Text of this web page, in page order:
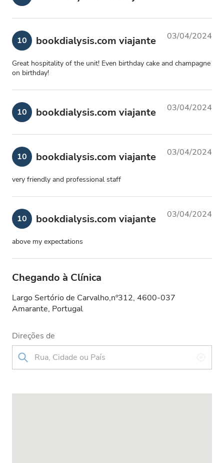
10 bookdialysis.com viajante 03/04/2024
Great hospitality of the unit! Even birthday cake and champagne
on birthday!
10 bookdialysis.com viajante 03/04/2024
10 bookdialysis.com viajante 03/04/2024
very friendly and professional staff
10 bookdialysis.com viajante 03/04/2024
above my expectations
Chegando à Clínica
Largo Sertório de Carvalho,nº312, 4600-037
Amarante, Portugal
Direções de